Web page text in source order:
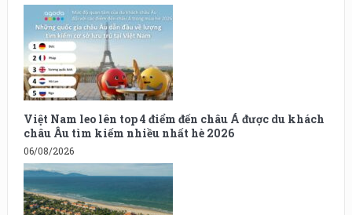
Việt Nam leo lên top 4 điểm đến châu Á được du khách
châu Âu tìm kiếm nhiều nhất hè 2026
06/08/2026